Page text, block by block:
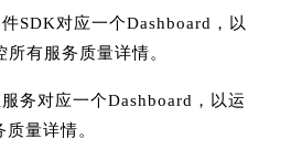
SDK对应一个Dashboard，以
有服务质量详情。
务对应一个Dashboard，以运
量详情。